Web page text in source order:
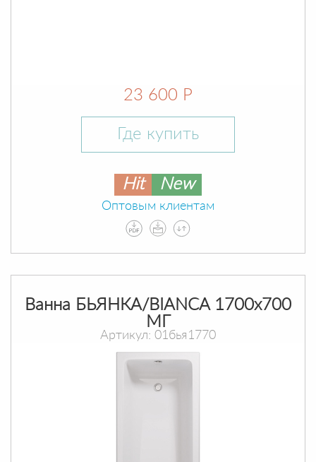
23 600 Р
Где купить
Hit New
Оптовым клиентам
Ванна БЬЯНКА/BIANCA 1700х700
МГ
Артикул: 01бья1770